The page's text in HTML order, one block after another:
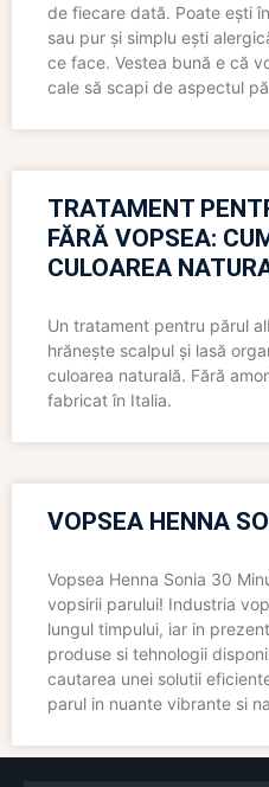
de fiecare dată. Poate ești
sau pur și simplu ești
ce face. Vestea bună e că
cale să scapi de aspectul
TRATAMENT
FĂRĂ VOPSEA:
CULOAREA
Un tratament pentru părul
hrănește scalpul și lasă
culoarea naturală. Fără
fabricat în Italia.
VOPSEA HENNA
Vopsea Henna Sonia 30
vopsirii parului! Industria
lungul timpului, iar in
produse si tehnologii
cautarea unei solutii
parul in nuante vibrante si